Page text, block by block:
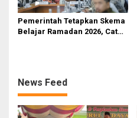
Pemerintah Tetapkan Skema
Belajar Ramadan 2026, Catat
News Feed